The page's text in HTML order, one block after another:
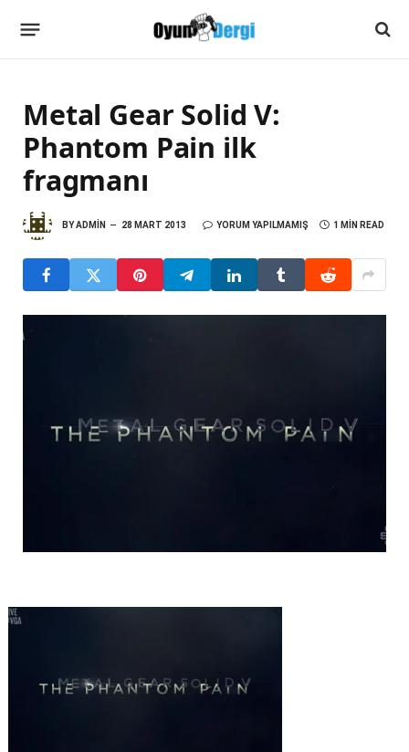
Metal Gear Solid V:
Phantom Pain ilk
fragmanı
BYADMIN 28 MART 2013 YORUM YAPILMAMIŞ 1 MIN READ